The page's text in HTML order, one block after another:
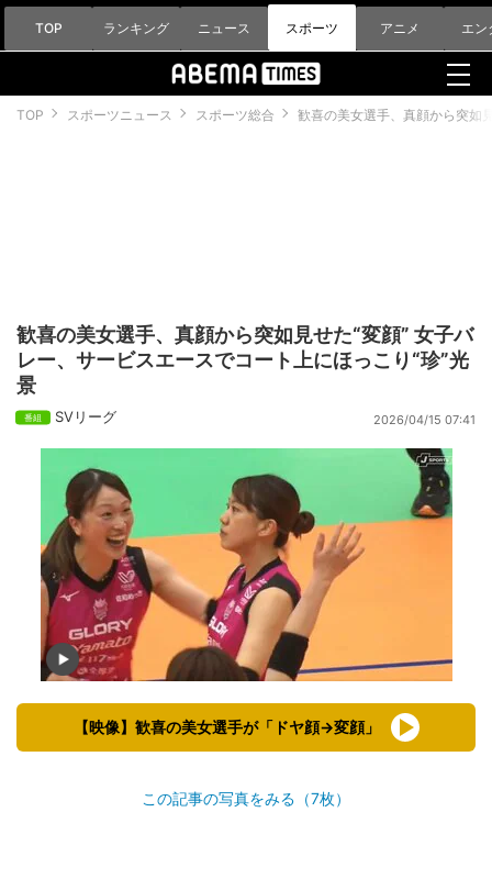
TOP ランキング ニュース スポーツ アニメ エン
TOP スポーツニュース スポーツ総合 歓喜の美女選手、真顔から突如
歓喜の美女選手、真顔から突如見せた“変顔” 女子バ
レー、サービスエースでコート上にほっこり“珍”光
景
SVリーグ 2026/04/15 07:41
【映像】歓喜の美女選手が「ドヤ顔→変顔」
この記事の写真をみる（7枚）